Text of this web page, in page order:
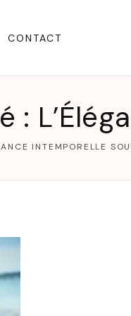
CONTACT
:
INTEMPORELLE